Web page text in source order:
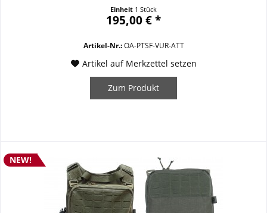
ballistisches Trägersystem, das sich den Anforderungen
seines Trägers anpasst. Vom verdeckten bzw....
Einheit 1 Stück
195,00 € *
Artikel-Nr.:OA-PTSF-VUR-ATT
Artikel auf Merkzettel setzen
Zum Produkt
NEW!